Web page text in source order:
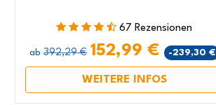
67 Rezensionen
ab 392,29 € 152,99 € -239,30 €
WEITERE INFOS